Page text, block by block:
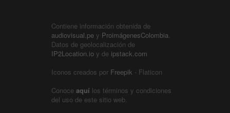
Contiene información obtenida de
audiovisual.pe y ProimágenesColombia
Datos de geolocalización de
IP2Location.io y de ipstack.com
Iconos creados por Freepik - Flaticon
Conoce aquí los términos y condiciones
del uso de este sitio web.